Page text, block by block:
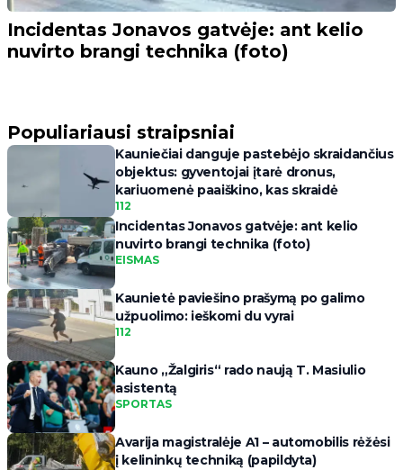
Incidentas Jonavos gatvėje: ant kelio
nuvirto brangi technika (foto)
Populiariausi straipsniai
Kauniečiai danguje pastebėjo skraidančius
objektus: gyventojai įtarė dronus,
kariuomenė paaiškino, kas skraidė
112
Incidentas Jonavos gatvėje: ant kelio
nuvirto brangi technika (foto)
EISMAS
Kaunietė paviešino prašymą po galimo
užpuolimo: ieškomi du vyrai
112
Kauno „Žalgiris“ rado naują T. Masiulio
asistentą
SPORTAS
Avarija magistralėje A1 – automobilis rėžėsi
į kelininkų techniką (papildyta)